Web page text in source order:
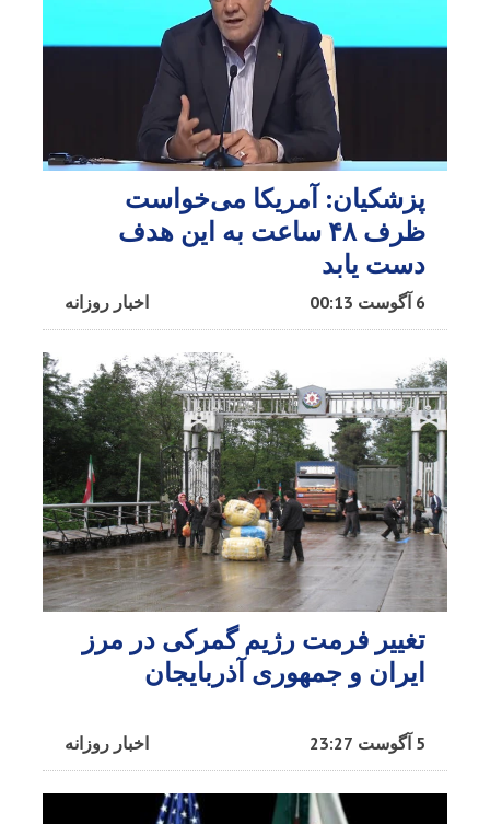
پزشکیان: آمریکا می‌خواست
ظرف ۴۸ ساعت به این هدف
دست یابد
اخبار روزانه 6 آگوست 00:13
تغییر فرمت رژیم گمرکی در مرز
ایران و جمهوری آذربایجان
اخبار روزانه 5 آگوست 23:27